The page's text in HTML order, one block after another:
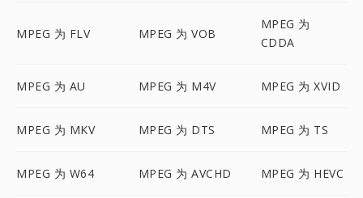
MPEG 为 FLV MPEG 为 VOB
MPEG 为
CDDA
MPEG 为 AU MPEG 为 M4V MPEG 为 XVID
MPEG 为 MKV MPEG 为 DTS MPEG 为 TS
MPEG 为 W64 MPEG 为 AVCHD MPEG 为 HEVC